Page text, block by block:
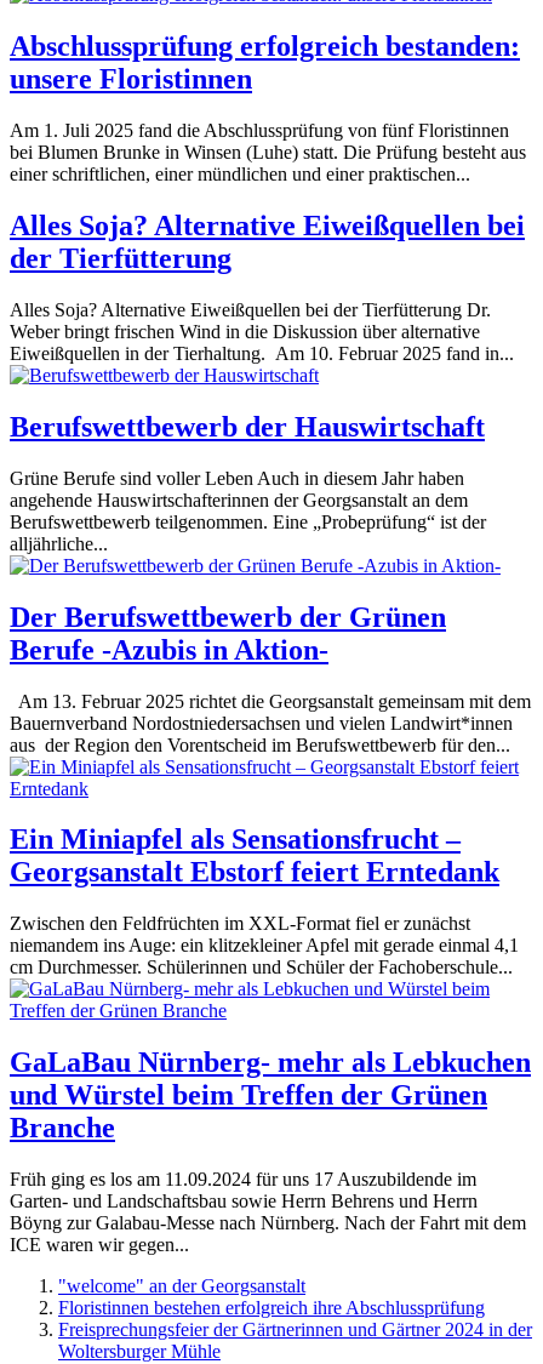
Abschlussprüfung erfolgreich bestanden:
unsere Floristinnen
Am 1. Juli 2025 fand die Abschlussprüfung von fünf Floristinnen
bei Blumen Brunke in Winsen (Luhe) statt. Die Prüfung besteht aus
einer schriftlichen, einer mündlichen und einer praktischen...
Alles Soja? Alternative Eiweißquellen bei
der Tierfütterung
Alles Soja? Alternative Eiweißquellen bei der Tierfütterung Dr.
Weber bringt frischen Wind in die Diskussion über alternative
Eiweißquellen in der Tierhaltung. Am 10. Februar 2025 fand in...
Berufswettbewerb der Hauswirtschaft
Grüne Berufe sind voller Leben Auch in diesem Jahr haben
angehende Hauswirtschafterinnen der Georgsanstalt an dem
Berufswettbewerb teilgenommen. Eine „Probeprüfung“ ist der
alljährliche...
Der Berufswettbewerb der Grünen
Berufe -Azubis in Aktion-
Am 13. Februar 2025 richtet die Georgsanstalt gemeinsam mit dem
Bauernverband Nordostniedersachsen und vielen Landwirt*innen
aus der Region den Vorentscheid im Berufswettbewerb für den...
Ein Miniapfel als Sensationsfrucht –
Georgsanstalt Ebstorf feiert Erntedank
Zwischen den Feldfrüchten im XXL-Format fiel er zunächst
niemandem ins Auge: ein klitzekleiner Apfel mit gerade einmal 4,1
cm Durchmesser. Schülerinnen und Schüler der Fachoberschule...
GaLaBau Nürnberg- mehr als Lebkuchen
und Würstel beim Treffen der Grünen
Branche
Früh ging es los am 11.09.2024 für uns 17 Auszubildende im
Garten- und Landschaftsbau sowie Herrn Behrens und Herrn
Böyng zur Galabau-Messe nach Nürnberg. Nach der Fahrt mit dem
ICE waren wir gegen...
"welcome" an der Georgsanstalt
Floristinnen bestehen erfolgreich ihre Abschlussprüfung
Freisprechungsfeier der Gärtnerinnen und Gärtner 2024 in der
Woltersburger Mühle